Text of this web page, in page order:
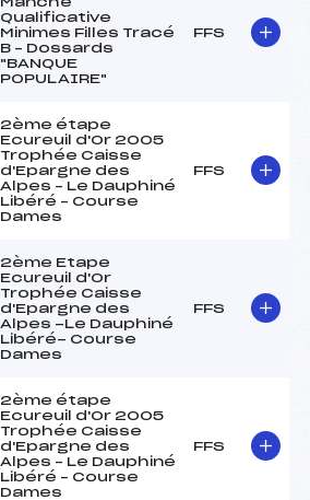
Qualificative
Minimes Filles Tracé
B – Dossards
"BANQUE
POPULAIRE"
FFS
2ème étape
Ecureuil d'Or 2005
Trophée Caisse
d'Epargne des
Alpes – Le Dauphiné
Libéré – Course
Dames
FFS
2ème Etape
Ecureuil d'Or
Trophée Caisse
d'Epargne des
Alpes -Le Dauphiné
Libéré- Course
Dames
FFS
2ème étape
Ecureuil d'Or 2005
Trophée Caisse
d'Epargne des
Alpes – Le Dauphiné
Libéré – Course
Dames
FFS